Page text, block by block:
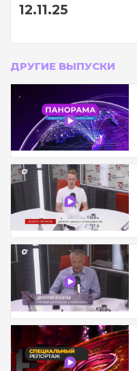
12.11.25
ДРУГИЕ ВЫПУСКИ